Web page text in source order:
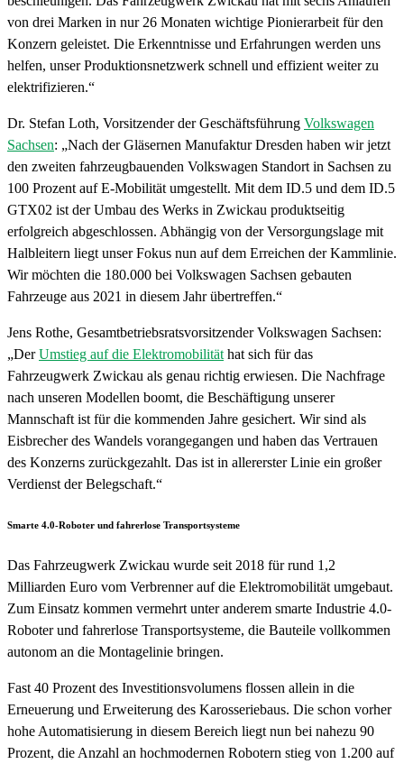
von drei Marken in nur 26 Monaten wichtige Pionierarbeit für den
Konzern geleistet. Die Erkenntnisse und Erfahrungen werden uns
helfen, unser Produktionsnetzwerk schnell und effizient weiter zu
elektrifizieren.“
Dr. Stefan Loth, Vorsitzender der Geschäftsführung Volkswagen
Sachsen: „Nach der Gläsernen Manufaktur Dresden haben wir jetzt
den zweiten fahrzeugbauenden Volkswagen Standort in Sachsen zu
100 Prozent auf E-Mobilität umgestellt. Mit dem ID.5 und dem ID.5
GTX02 ist der Umbau des Werks in Zwickau produktseitig
erfolgreich abgeschlossen. Abhängig von der Versorgungslage mit
Halbleitern liegt unser Fokus nun auf dem Erreichen der Kammlinie.
Wir möchten die 180.000 bei Volkswagen Sachsen gebauten
Fahrzeuge aus 2021 in diesem Jahr übertreffen.“
Jens Rothe, Gesamtbetriebsratsvorsitzender Volkswagen Sachsen:
„DerUmstieg auf die Elektromobilität hat sich für das
Fahrzeugwerk Zwickau als genau richtig erwiesen. Die Nachfrage
nach unseren Modellen boomt, die Beschäftigung unserer
Mannschaft ist für die kommenden Jahre gesichert. Wir sind als
Eisbrecher des Wandels vorangegangen und haben das Vertrauen
des Konzerns zurückgezahlt. Das ist in allererster Linie ein großer
Verdienst der Belegschaft.“
Smarte 4.0-Roboter und fahrerlose Transportsysteme
Das Fahrzeugwerk Zwickau wurde seit 2018 für rund 1,2
Milliarden Euro vom Verbrenner auf die Elektromobilität umgebaut.
Zum Einsatz kommen vermehrt unter anderem smarte Industrie 4.0-
Roboter und fahrerlose Transportsysteme, die Bauteile vollkommen
autonom an die Montagelinie bringen.
Fast 40 Prozent des Investitionsvolumens flossen allein in die
Erneuerung und Erweiterung des Karosseriebaus. Die schon vorher
hohe Automatisierung in diesem Bereich liegt nun bei nahezu 90
Prozent, die Anzahl an hochmodernen Robotern stieg von 1.200 auf